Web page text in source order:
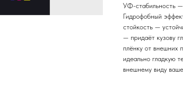
УФ-стабильность
Гидрофобный
стойкость —
— придаёт кузову
плёнку от внешних
идеально гладкую
внешнему виду